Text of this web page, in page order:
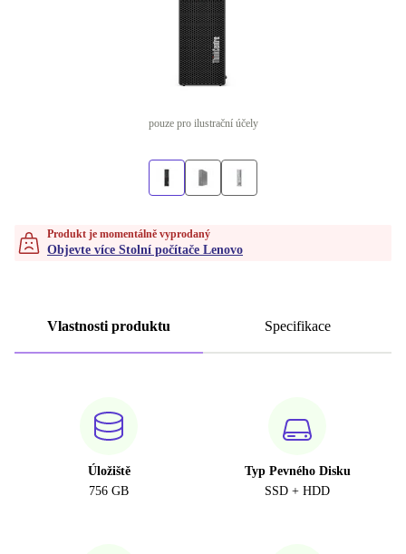
pouze pro ilustrační účely
Produkt je momentálně vyprodaný
Objevte více Stolní počítače Lenovo
Vlastnosti produktu Specifikace
Úložiště
756 GB
Typ Pevného Disku
SSD + HDD